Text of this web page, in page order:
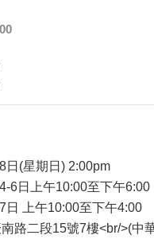
日(星期日) 2:00pm
6日上午10:00至下午6:00
日 上午10:00至下午4:00
路二段15號7樓<br/>(中